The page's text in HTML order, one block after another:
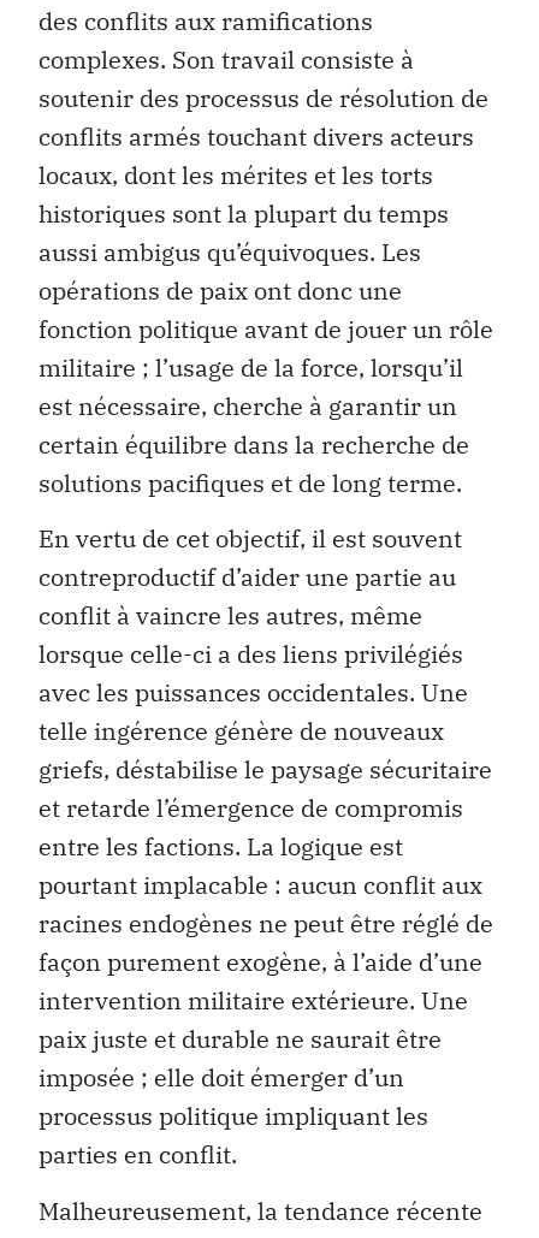
des conflits aux ramifications
complexes. Son travail consiste à
soutenir des processus de résolution de
conflits armés touchant divers acteurs
locaux, dont les mérites et les torts
historiques sont la plupart du temps
aussi ambigus qu’équivoques. Les
opérations de paix ont donc une
fonction politique avant de jouer un rôle
militaire ; l’usage de la force, lorsqu’il
est nécessaire, cherche à garantir un
certain équilibre dans la recherche de
solutions pacifiques et de long terme.
En vertu de cet objectif, il est souvent
contreproductif d’aider une partie au
conflit à vaincre les autres, même
lorsque celle-ci a des liens privilégiés
avec les puissances occidentales. Une
telle ingérence génère de nouveaux
griefs, déstabilise le paysage sécuritaire
et retarde l’émergence de compromis
entre les factions. La logique est
pourtant implacable : aucun conflit aux
racines endogènes ne peut être réglé de
façon purement exogène, à l’aide d’une
intervention militaire extérieure. Une
paix juste et durable ne saurait être
imposée ; elle doit émerger d’un
processus politique impliquant les
parties en conflit.
Malheureusement, la tendance récente